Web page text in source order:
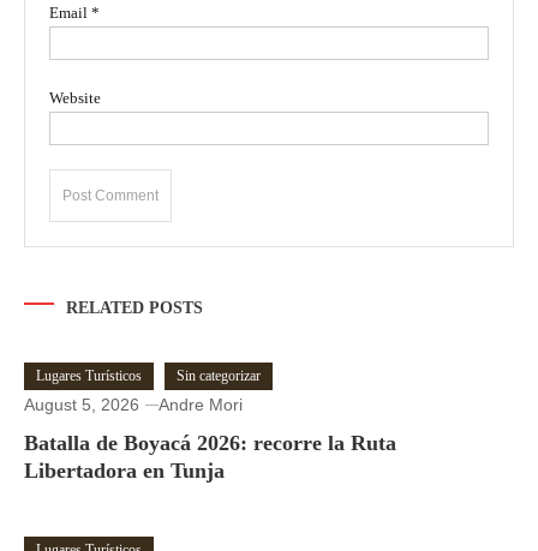
Email *
Website
RELATED POSTS
Lugares Turísticos Sin categorizar
August 5, 2026 Andre Mori
Batalla de Boyacá 2026: recorre la Ruta
Libertadora en Tunja